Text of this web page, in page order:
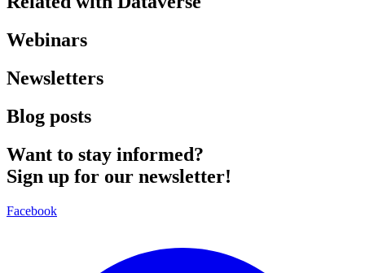
Webinars
Newsletters
Blog posts
Want to stay informed?
Sign up for our newsletter!
Facebook